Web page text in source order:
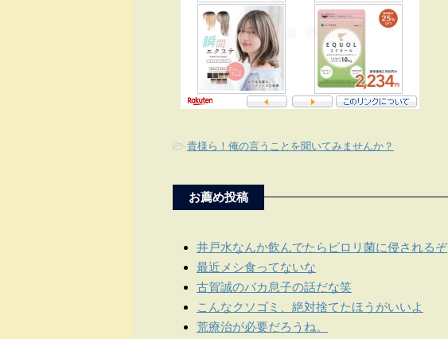
-貴様ら！俺の言うことを聞いてみませんか？
お薦め投稿
井戸水なんか飲んでたらピロリ菌に侵されるぞ
最近メシ食ってないな
古賀誠のバカ息子の話だな笑
こんなクソゴミ、絶対捨てたほうがいいよ
荒療治が必要だろうね。